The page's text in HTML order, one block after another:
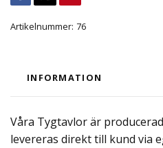
Artikelnummer: 76
INFORMATION
Våra Tygtavlor är
levereras direkt till kund via